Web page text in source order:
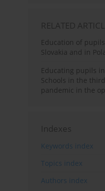
RELATED
Education of
Slovakia and in
Educating pupils
Schools in the
pandemic in the
Indexes
Keywords index
Topics index
Authors index